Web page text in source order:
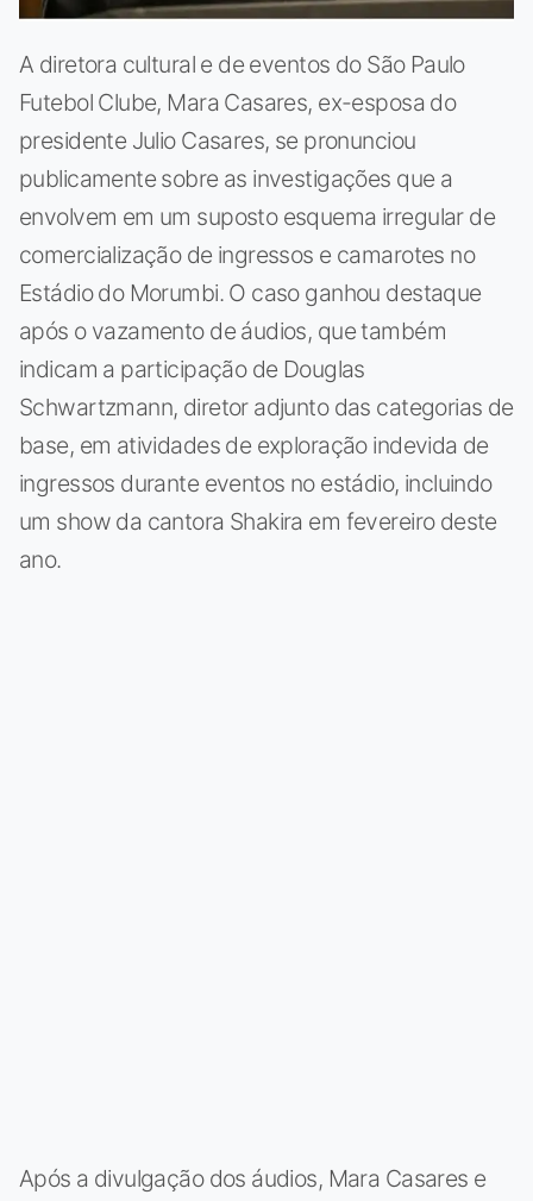
A diretora cultural e de eventos do São Paulo
Futebol Clube, Mara Casares, ex-esposa do
presidente Julio Casares, se pronunciou
publicamente sobre as investigações que a
envolvem em um suposto esquema irregular de
comercialização de ingressos e camarotes no
Estádio do Morumbi. O caso ganhou destaque
após o vazamento de áudios, que também
indicam a participação de Douglas
Schwartzmann, diretor adjunto das categorias de
base, em atividades de exploração indevida de
ingressos durante eventos no estádio, incluindo
um show da cantora Shakira em fevereiro deste
ano.
Após a divulgação dos áudios, Mara Casares e